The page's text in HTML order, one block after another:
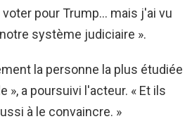
voter pour Trump… mais j'ai vu
système judiciaire ».
la personne la plus étudiée
», a poursuivi l'acteur. « Et ils
à le convaincre. »